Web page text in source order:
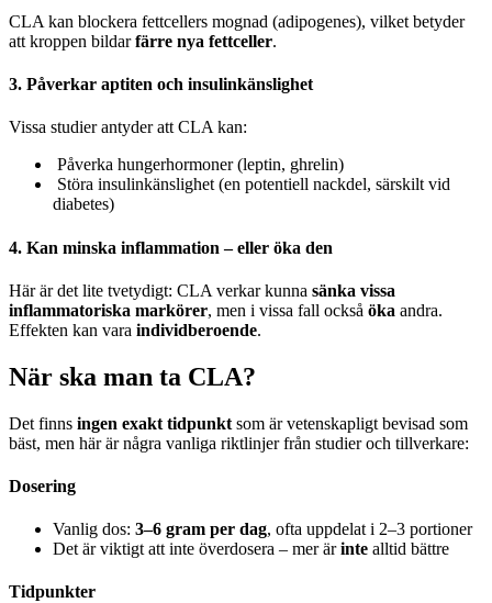
CLA kan blockera fettcellers mognad (adipogenes), vilket betyder
att kroppen bildarfärre nya fettceller.
3. Påverkar aptiten och insulinkänslighet
Vissa studier antyder att CLA kan:
Påverka hungerhormoner (leptin, ghrelin)
Störa insulinkänslighet (en potentiell nackdel, särskilt vid
diabetes)
4. Kan minska inflammation – eller öka den
Här är det lite tvetydigt: CLA verkar kunna sänka vissa
inflammatoriska markörer, men i vissa fall också öka andra.
Effekten kan vara individberoende.
När ska man ta CLA?
Det finns ingen exakt tidpunkt som är vetenskapligt bevisad som
bäst, men här är några vanliga riktlinjer från studier och tillverkare:
Dosering
Vanlig dos: 3–6 gram per dag, ofta uppdelat i 2–3 portioner
Det är viktigt att inte överdosera – mer ärinte alltid bättre
Tidpunkter